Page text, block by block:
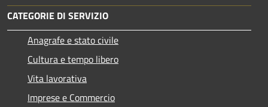
CATEGORIE DI SERVIZIO
Anagrafe e stato civile
Cultura e tempo libero
Vita lavorativa
Imprese e Commercio